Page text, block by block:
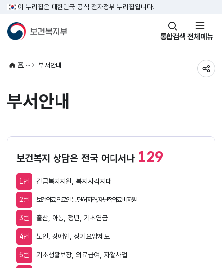
이 누리집은 대한민국 공식 전자정부 누리집입니다.
통합검색
창
열기 전체메뉴
홈 부서안내
부서안내
보건복지 상담은 전국 어디서나 129
1번 긴급복지지원, 복지사각지대
2번 보건의료, 의료인 등 면허 자격, 재난적의료비 지원
3번 출산, 아동, 청년, 기초연금
4번 노인, 장애인, 장기요양제도
5번 기초생활보장, 의료급여, 자활사업